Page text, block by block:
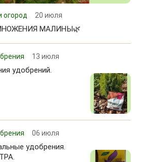
огород 20 июля
МАЛИНЫ🌿
13 июля
удобрений.
06 июля
удобрения.